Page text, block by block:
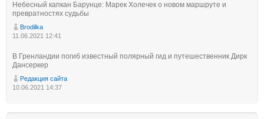
Небесный капкан Барунце: Марек Холечек о новом маршруте и
превратностях судьбы
Brodilka
11.06.2021 12:41
В Гренландии погиб известный полярный гид и путешественник Дирк
Дансеркер
Редакция сайта
10.06.2021 14:37